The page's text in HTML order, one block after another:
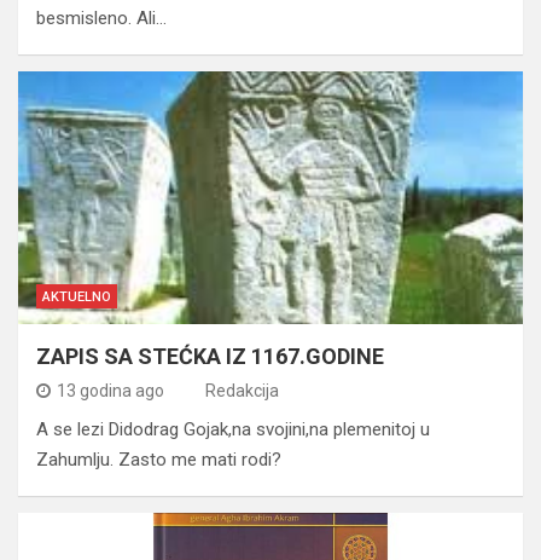
besmisleno. Ali…
AKTUELNO
ZAPIS SA STEĆKA IZ 1167.GODINE
13 godina ago Redakcija
A se lezi Didodrag Gojak,na svojini,na plemenitoj u
Zahumlju. Zasto me mati rodi?